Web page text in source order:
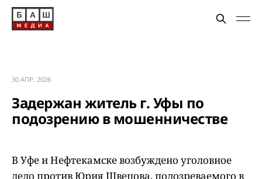
30 АПР. 2026
Задержан житель г. Уфы по
подозрению в мошенничестве
В Уфе и Нефтекамске возбуждено уголовное
дело против Юрия Швецова, подозреваемого в